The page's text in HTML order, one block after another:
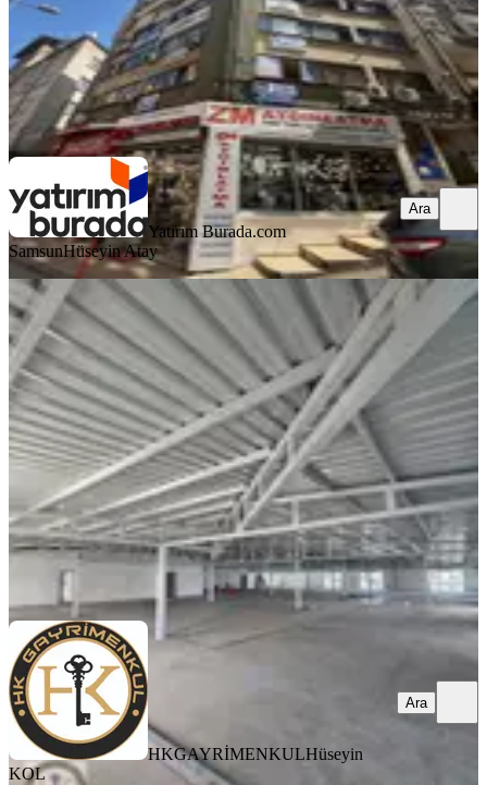
Yatırım Burada.com Samsun Hüseyin Atay
Ara
Yatırım Burada.com
SamsunHüseyin Atay
Ara
Sultangazi 2. Cebeci Mahallesi 1100
M² Kiralık Ofis
İstanbul, Sultangazi
1 Oda ·1101 m²·3. Kat ·02.08.2026
227.000 ₺
HKGAYRİMENKULHüseyin KOL
HKGAYRİMENKULHüseyin
KOL
Ara